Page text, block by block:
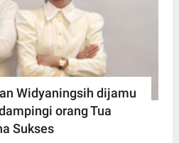
Widyaningsih dijamu
orang Tua
Sukses